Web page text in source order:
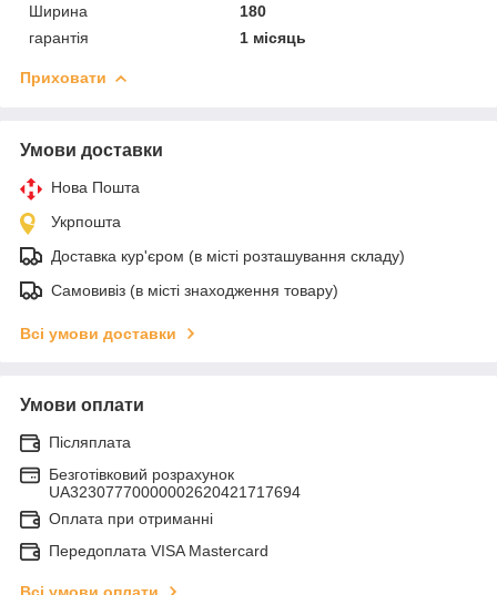
Ширина
180
гарантія
1 місяць
Приховати
Умови доставки
Нова Пошта
Укрпошта
Доставка кур'єром (в місті розташування складу)
Самовивіз (в місті знаходження товару)
Всі умови доставки
Умови оплати
Післяплата
Безготівковий розрахунок
UA32307770000002620421717694
Оплата при отриманні
Передоплата VISA Mastercard
Всі умови оплати